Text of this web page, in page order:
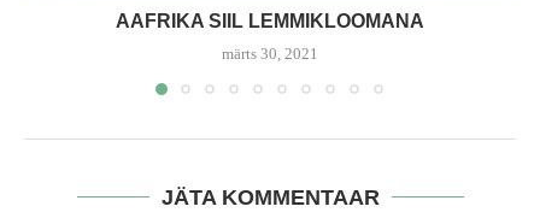
AAFRIKA SIIL LEMMIKLOOMANA
märts 30, 2021
JÄTA KOMMENTAAR